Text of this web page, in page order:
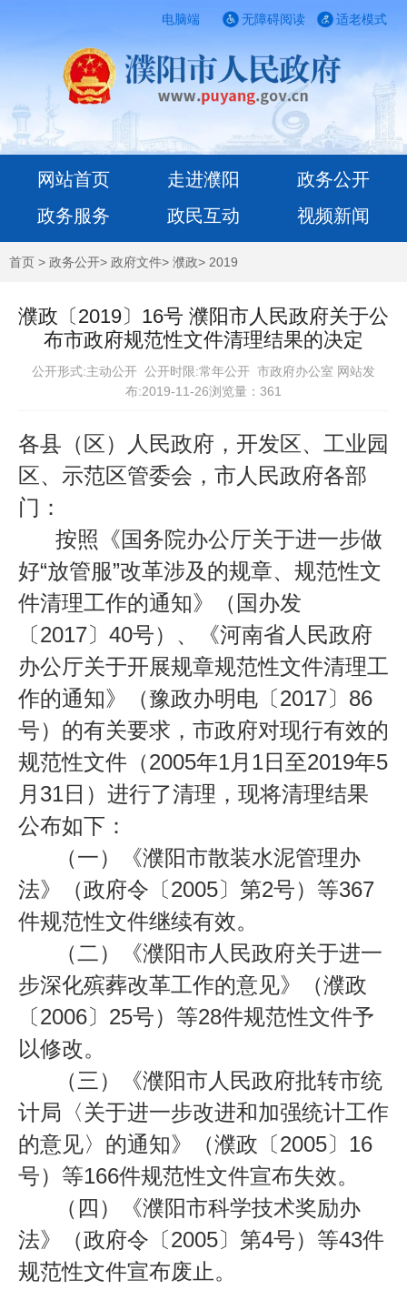
电脑端 适老模式
无障碍阅读
网站首页 走进濮阳
政务公开
政务服务
政民互动 视频新闻
首页 > 政务公开> 政府文件> 濮政> 2019
濮政〔2019〕16号 濮阳市人民政府关于公
布市政府规范性文件清理结果的决定
公开形式:主动公开 公开时限:常年公开 市政府办公室 网站发
布:2019-11-26浏览量： 361
各县（区）人民政府，开发区、工业园
区、示范区管委会，市人民政府各部
门：
按照《国务院办公厅关于进一步做
好“放管服”改革涉及的规章、规范性文
件清理工作的通知》（国办发
〔2017〕 40号）、《河南省人民政府
办公厅关于开展规章规范性文件清理工
作的通知》（豫政办明电〔2017〕 86
号）的有关要求，市政府对现行有效的
规范性文件（2005年1月 1日至2019年5
月 31日）进行了清理，现将清理结果
公布如下：
（一）《濮阳市散装水泥管理办
法》（政府令〔2005〕第2号）等367
件规范性文件继续有效。
（二）《濮阳市人民政府关于进一
步深化殡葬改革工作的意见》（濮政
〔2006〕 25号）等28件规范性文件予
以修改。
（三）《濮阳市人民政府批转市统
计局 〈关于进一步改进和加强统计工作
的意见〉 的通知》（濮政〔2005〕 16
号）等166件规范性文件宣布失效。
（四）《濮阳市科学技术奖励办
法》（政府令〔2005〕第4号）等43件
规范性文件宣布废止。